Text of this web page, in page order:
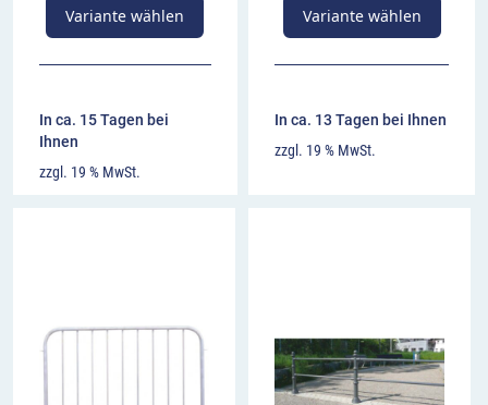
Variante wählen
In ca. 15 Tagen bei
Ihnen
zzgl. 19 % MwSt.
Variante wählen
In ca. 13 Tagen bei Ihnen
zzgl. 19 % MwSt.